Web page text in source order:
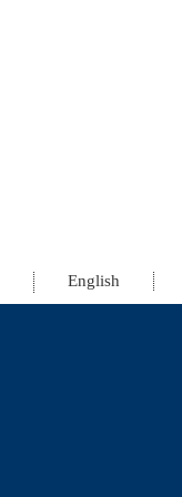
English